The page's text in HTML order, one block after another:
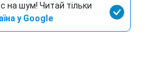
на шум! Читай тільки
у Google